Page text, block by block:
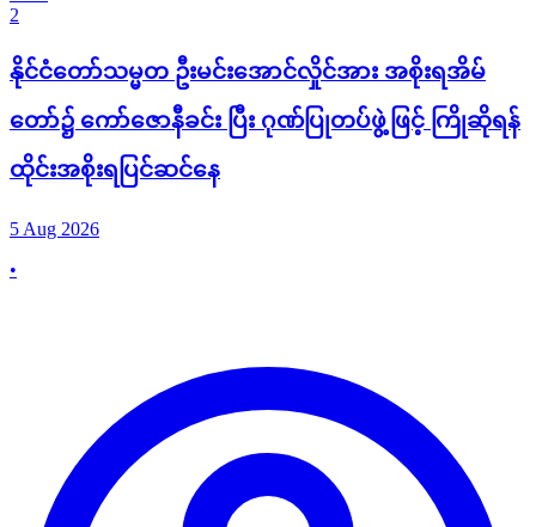
2
နိုင်ငံတော်သမ္မတ ဦးမင်းအောင်လှိုင်အား အစိုးရအိမ်
တော်၌ ကော်ဇောနီခင်း ပြီး ဂုဏ်ပြုတပ်ဖွဲ့ဖြင့် ကြိုဆိုရန်
ထိုင်းအစိုးရပြင်ဆင်နေ
5 Aug 2026
•